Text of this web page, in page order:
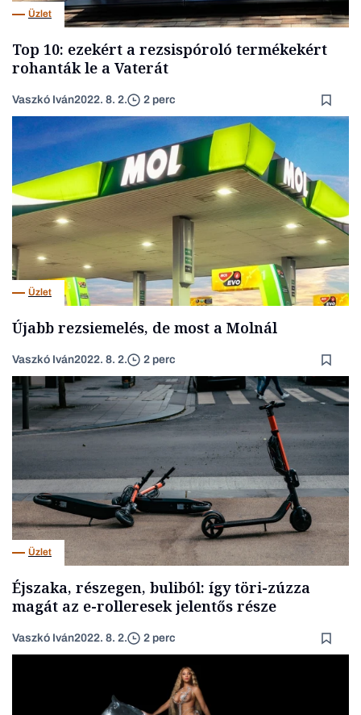
Üzlet
Top 10: ezekért a rezsispóroló termékekért
rohanták le a Vaterát
Vaszkó Iván2022. 8. 2. 2 perc
Üzlet
Újabb rezsiemelés, de most a Molnál
Vaszkó Iván2022. 8. 2. 2 perc
Üzlet
Éjszaka, részegen, buliból: így töri-zúzza
magát az e-rolleresek jelentős része
Vaszkó Iván2022. 8. 2. 2 perc